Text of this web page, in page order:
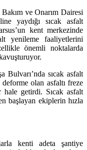
ve Onarım Dairesi
yaydığı sıcak asfalt
kent merkezinde
yenileme faaliyetlerini
önemli noktalarda
Bulvarı’nda sıcak asfalt
olan asfaltı freze
hale getirdi. Sıcak asfalt
başlayan ekiplerin hızla
kenti adeta şantiye